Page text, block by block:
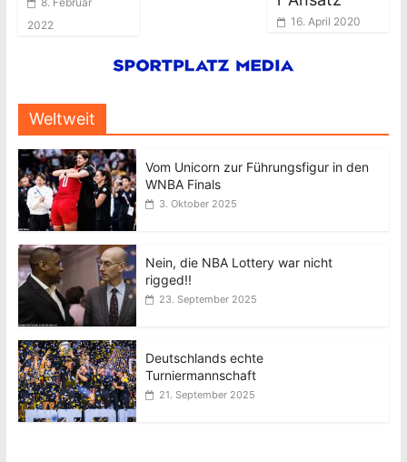
2022
16. April 2020
Weltweit
Vom Unicorn zur Führungsfigur in den
WNBA Finals
3. Oktober 2025
Nein, die NBA Lottery war nicht
rigged!!
23. September 2025
Deutschlands echte
Turniermannschaft
21. September 2025